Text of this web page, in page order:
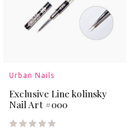
Urban Nails
Exclusive Line kolinsky
Nail Art #000